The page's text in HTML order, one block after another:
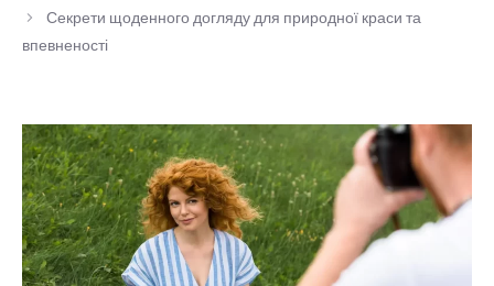
Секрети щоденного догляду для природної краси та
впевненості